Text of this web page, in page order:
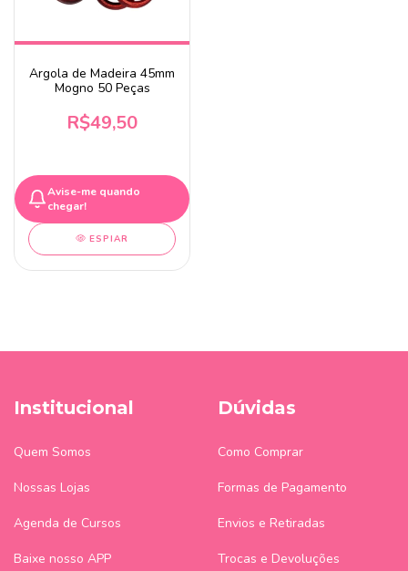
Argola de Madeira 45mm
Mogno 50 Peças
R$49,50
Avise-me quando
chegar!
ESPIAR
Institucional
Quem Somos
Nossas Lojas
Agenda de Cursos
Baixe nosso APP
Dúvidas
Como Comprar
Formas de Pagamento
Envios e Retiradas
Trocas e Devoluções